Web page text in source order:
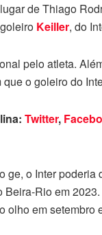
de Thiago
Keiller, do
pelo atleta.
o goleiro do
Twitter,
ge, o Inter
Rio em
olho em